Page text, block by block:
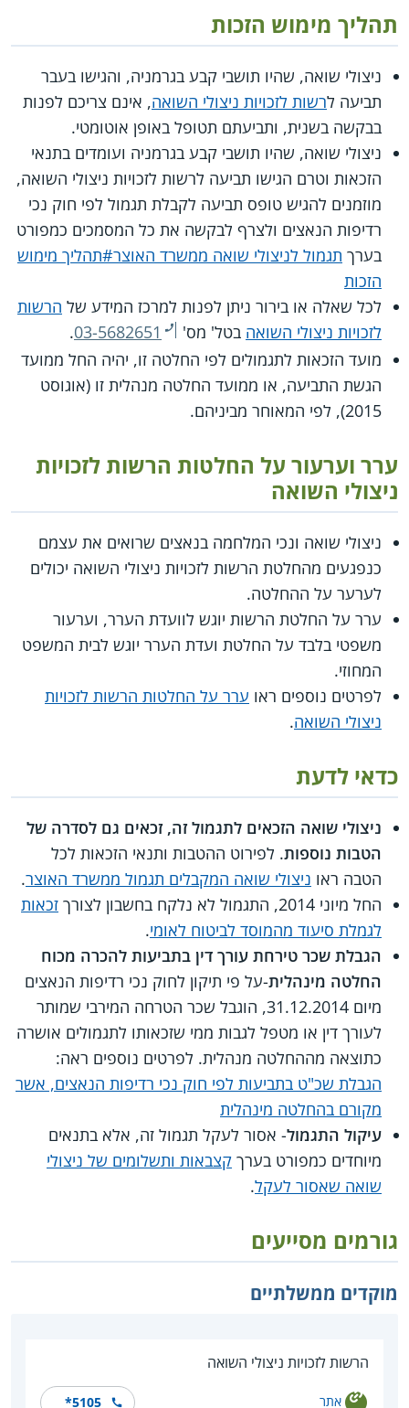
תהליך מימוש הזכות
ניצולי שואה, שהיו תושבי קבע בגרמניה, והגישו בעבר
תביעה לרשות לזכויות ניצולי השואה, אינם צריכם לפנות
בבקשה בשנית, ותביעתם תטופל באופן אוטומטי.
ניצולי שואה, שהיו תושבי קבע בגרמניה ועומדים בתנאי
הזכאות וטרם הגישו תביעה לרשות לזכויות ניצולי השואה,
מוזמנים להגיש טופס תביעה לקבלת תגמול לפי חוק נכי
רדיפות הנאצים ולצרף לבקשה את כל המסמכים כמפורט
בערך תגמול לניצולי שואה ממשרד האוצר#תהליך מימוש
הזכות
לכל שאלה או בירור ניתן לפנות למרכז המידע של הרשות
לזכויות ניצולי השואה בטל' מס' 03-5682651
.
מועד הזכאות לתגמולים לפי החלטה זו, יהיה החל ממועד
הגשת התביעה, או ממועד החלטה מנהלית זו (אוגוסט
2015), לפי המאוחר מביניהם.
ערר וערעור על החלטות הרשות לזכויות
ניצולי השואה
ניצולי שואה ונכי המלחמה בנאצים שרואים את עצמם
כנפגעים מהחלטת הרשות לזכויות ניצולי השואה יכולים
לערער על ההחלטה.
ערר על החלטת הרשות יוגש לוועדת הערר, וערעור
משפטי בלבד על החלטת ועדת הערר יוגש לבית המשפט
המחוזי.
לפרטים נוספים ראו ערר על החלטות הרשות לזכויות
ניצולי השואה.
כדאי לדעת
ניצולי שואה הזכאים לתגמול זה, זכאים גם לסדרה של
הטבות נוספות. לפירוט ההטבות ותנאי הזכאות לכל
הטבה ראו ניצולי שואה המקבלים תגמול ממשרד האוצר.
החל מיוני 2014, התגמול לא נלקח בחשבון לצורך
זכאות
לגמלת סיעוד מהמוסד לביטוח לאומי.
הגבלת שכר טירחת עורך דין בתביעות להכרה מכוח
החלטה מינהלית-על פי תיקון לחוק נכי רדיפות הנאצים
מיום 31.12.2014, הוגבל שכר הטרחה המירבי שמותר
לעורך דין או מטפל לגבות ממי שזכאותו לתגמולים אושרה
כתוצאה מההחלטה מנהלית. לפרטים נוספים ראה:
הגבלת שכ"ט בתביעות לפי חוק נכי רדיפות הנאצים, אשר
מקורם בהחלטה מינהלית
עיקול התגמול- אסור לעקל תגמול זה, אלא בתנאים
מיוחדים כמפורט בערך קצבאות ותשלומים של ניצולי
שואה שאסור לעקל.
גורמים מסייעים
מוקדים ממשלתיים
הרשות לזכויות ניצולי השואה
אתר *5105